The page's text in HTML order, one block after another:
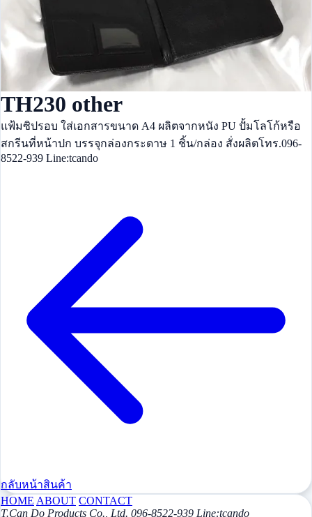
TH230 other
แฟ้มซิปรอบ ใส่เอกสารขนาด A4 ผลิตจากหนัง PU ปั้มโลโก้หรือ
สกรีนที่หน้าปก บรรจุกล่องกระดาษ 1 ชิ้น/กล่อง สั่งผลิตโทร.096-
8522-939 Line:tcando
กลับหน้าสินค้า
HOME ABOUT CONTACT
T.Can Do Products Co., Ltd. 096-8522-939 Line:tcando